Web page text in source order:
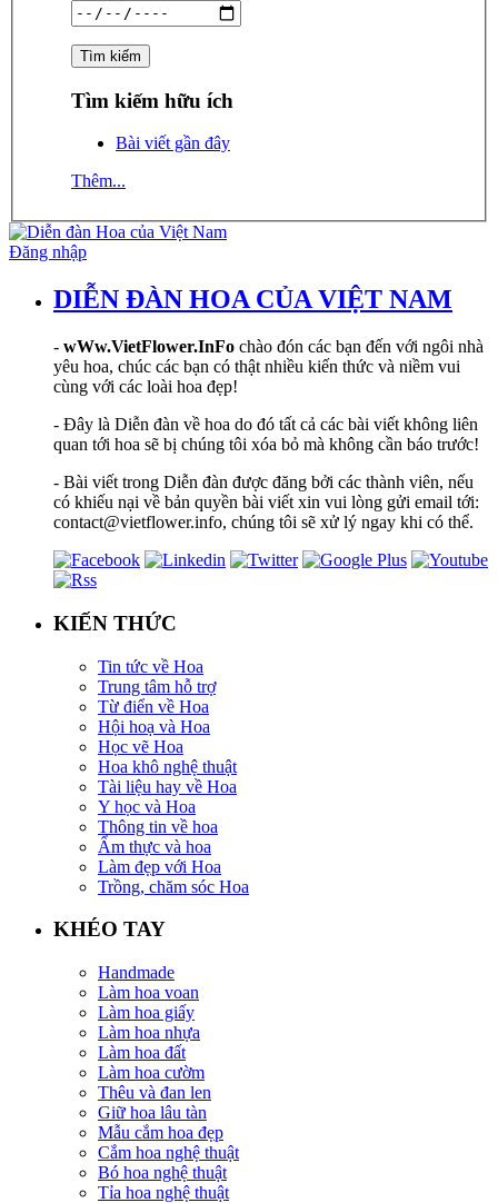
Tìm kiếm hữu ích
Bài viết gần đây
Thêm...
Đăng nhập
DIỄN ĐÀN HOA CỦA VIỆT NAM
- wWw.VietFlower.InFo chào đón các bạn đến với ngôi nhà
yêu hoa, chúc các bạn có thật nhiều kiến thức và niềm vui
cùng với các loài hoa đẹp!
- Đây là Diễn đàn về hoa do đó tất cả các bài viết không liên
quan tới hoa sẽ bị chúng tôi xóa bỏ mà không cần báo trước!
- Bài viết trong Diễn đàn được đăng bởi các thành viên, nếu
có khiếu nại về bản quyền bài viết xin vui lòng gửi email tới:
contact@vietflower.info, chúng tôi sẽ xử lý ngay khi có thể.
KIẾN THỨC
Tin tức về Hoa
Trung tâm hỗ trợ
Từ điển về Hoa
Hội hoạ và Hoa
Học vẽ Hoa
Hoa khô nghệ thuật
Tài liệu hay về Hoa
Y học và Hoa
Thông tin về hoa
Ẩm thực và hoa
Làm đẹp với Hoa
Trồng, chăm sóc Hoa
KHÉO TAY
Handmade
Làm hoa voan
Làm hoa giấy
Làm hoa nhựa
Làm hoa đất
Làm hoa cườm
Thêu và đan len
Giữ hoa lâu tàn
Mẫu cắm hoa đẹp
Cắm hoa nghệ thuật
Bó hoa nghệ thuật
Tỉa hoa nghệ thuật